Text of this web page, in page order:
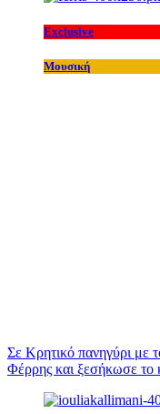
Exclusive
Μουσική
Σε Κρητικό πανηγύρι
Φέρρης και ξεσήκωσε το